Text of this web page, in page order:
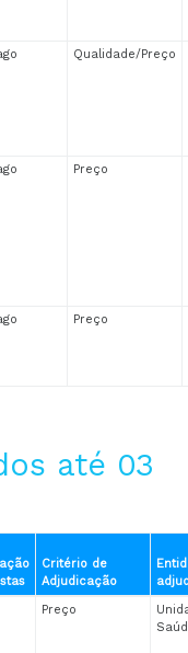
Qualidade/Preço
Preço
Preço
até 03
Critério de
Adjudicação
Preço